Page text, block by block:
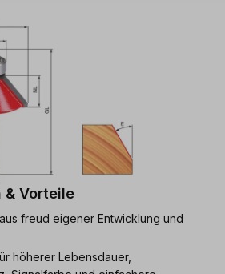
& Vorteile
freud eigener Entwicklung und
höherer Lebensdauer,